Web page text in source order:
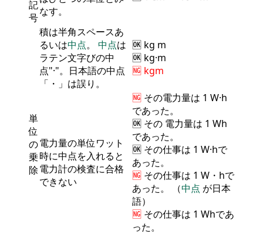
記
号なす。
単
位
の
乗
除
積は半角スペースあ
るいは中点。 中点は
ラテン文字びの中
点"·"。日本語の中点
「・」は誤り。
🆗 kg m
🆗 kg·m
🆖 kgm
電力量の単位ワット
時に中点を入れると
電力計の検査に合格
できない
🆖 その電力量は 1 W·h
であった。
🆗 その 電力量は 1 Wh
であった。
🆗 その仕事は 1 W·hで
あった。
🆖 その仕事は 1 W・hで
あった。 （中点 が日本
語）
🆖 その仕事は 1 Whであ
った。